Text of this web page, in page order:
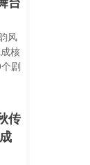
风
核
剧
传